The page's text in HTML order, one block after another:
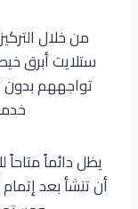
من خلال
ستلايت أبرق
تواجههم بدون
يظل دائماً
أن تنشأ بعد